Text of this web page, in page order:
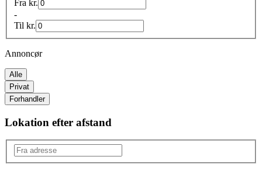
Fra kr.
-
Til kr.
Annoncør
Alle
Privat
Forhandler
Lokation efter afstand